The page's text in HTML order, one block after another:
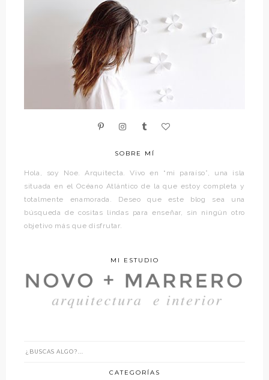
SOBRE MÍ
Hola, soy Noe. Arquitecta. Vivo en “mi paraíso”, una isla
situada en el Océano Atlántico de la que estoy completa y
totalmente enamorada. Deseo que este blog sea una
búsqueda de cositas lindas para enseñar, sin ningún otro
objetivo más que disfrutar.
MI ESTUDIO
CATEGORÍAS